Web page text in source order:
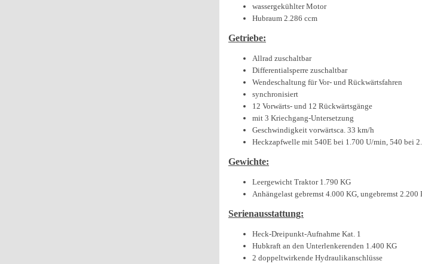
wassergekühlter Motor
Hubraum 2.286 ccm
Getriebe:
Allrad zuschaltbar
Differentialsperre zuschaltbar
Wendeschaltung für Vor- und Rückwärtsfahren
synchronisiert
12 Vorwärts- und 12 Rückwärtsgänge
mit 3 Kriechgang-Untersetzung
Geschwindigkeit vorwärtsca. 33 km/h
Heckzapfwelle mit 540E bei 1.700 U/min, 540 bei
Gewichte:
Leergewicht Traktor 1.790 KG
Anhängelast gebremst 4.000 KG, ungebremst 2.200
Serienausstattung:
Heck-Dreipunkt-Aufnahme Kat. 1
Hubkraft an den Unterlenkerenden 1.400 KG
2 doppeltwirkende Hydraulikanschlüsse